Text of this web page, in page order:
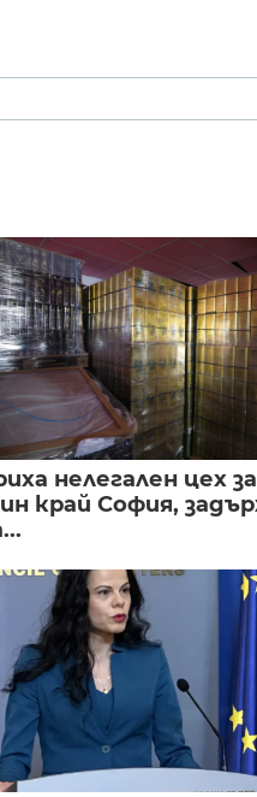
нелегален цех за
край София,